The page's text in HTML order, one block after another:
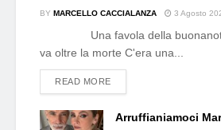
BY MARCELLO CACCIALANZA 3 Agosto
Una favola della buonanotte
va oltre la morte C'era una...
READ MOREDETAILS
Arruffianiamoci